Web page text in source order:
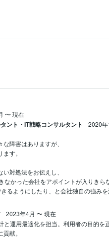
〜現在
ント・IT戦略コンサルタント 2020年
障害はありますが、
す。
対処法をお伝えし、
かった会社をアポイントが入りき
るようにしたり、と会社独自の強み
2023年4月 〜現在
運用最適化を担当。利用者の目的
献。